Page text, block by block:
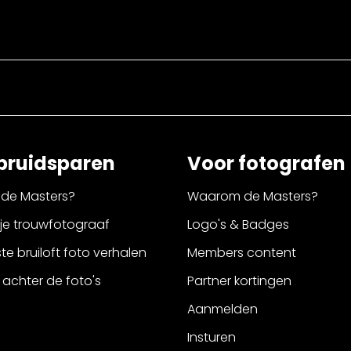
Masters?
trouwfotograaf
bruiloft foto verhalen
achter de foto's
Voor fotografen
Waarom de Masters?
Logo's & Badges
Members content
Partner kortingen
Aanmelden
Insturen